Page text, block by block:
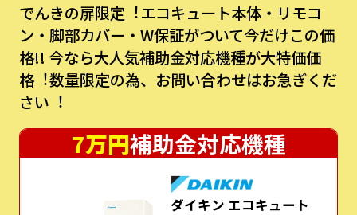
でんきの扉限定︕エコキュート本体・リモコ
ン・脚部カバー・W保証がついて今だけこの価
格!! 今なら⼤⼈気補助⾦対応機種が⼤特価価
格︕数量限定の為、お問い合わせはお急ぎくだ
さい︕
7万円補助金対応機種
ダイキン エコキュート